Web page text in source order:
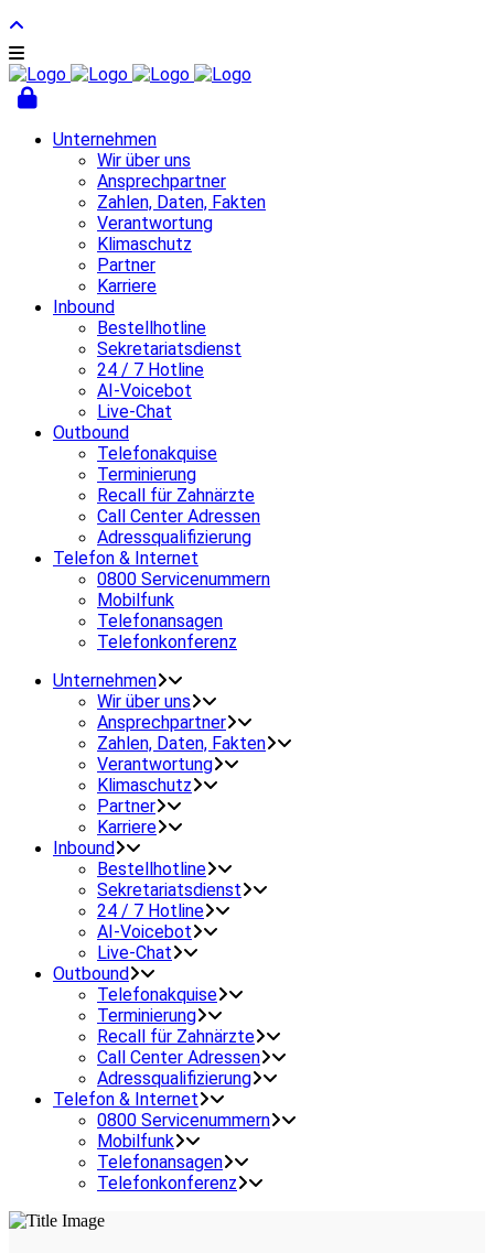
Unternehmen
Wir über uns
Ansprechpartner
Zahlen, Daten, Fakten
Verantwortung
Klimaschutz
Partner
Karriere
Inbound
Bestellhotline
Sekretariatsdienst
24 / 7 Hotline
AI-Voicebot
Live-Chat
Outbound
Telefonakquise
Terminierung
Recall für Zahnärzte
Call Center Adressen
Adressqualifizierung
Telefon & Internet
0800 Servicenummern
Mobilfunk
Telefonansagen
Telefonkonferenz
Unternehmen
Wir über uns
Ansprechpartner
Zahlen, Daten, Fakten
Verantwortung
Klimaschutz
Partner
Karriere
Inbound
Bestellhotline
Sekretariatsdienst
24 / 7 Hotline
AI-Voicebot
Live-Chat
Outbound
Telefonakquise
Terminierung
Recall für Zahnärzte
Call Center Adressen
Adressqualifizierung
Telefon & Internet
0800 Servicenummern
Mobilfunk
Telefonansagen
Telefonkonferenz